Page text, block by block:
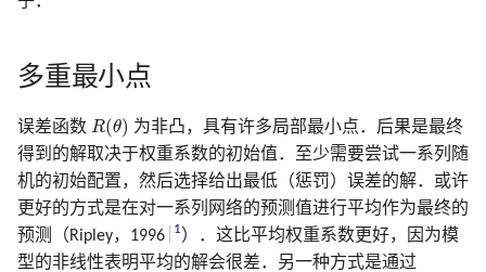
多重最小点
误差函数 R(θ)
R(θ)
为非凸，具有许多局部最小点．后果是最终
得到的解取决于权重系数的初始值．至少需要尝试一系列随
机的初始配置，然后选择给出最低（惩罚）误差的解．或许
更好的方式是在对一系列网络的预测值进行平均作为最终的
预测（Ripley，1996
1 ）．这比平均权重系数更好，因为模
型的非线性表明平均的解会很差．另一种方式是通过